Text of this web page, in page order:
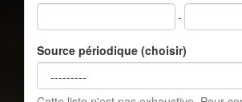
-
Source périodique (choisir)